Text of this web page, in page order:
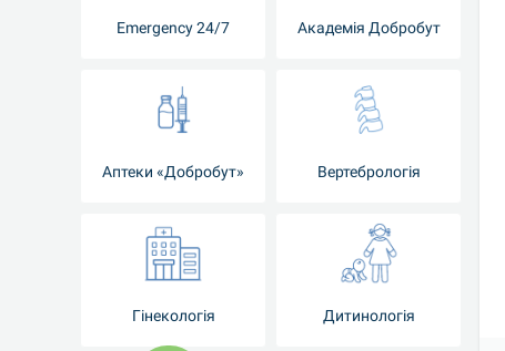
Emergency 24/7 Академія Добробут
Аптеки «Добробут» Вертебрологія
Гінекологія Дитинологія